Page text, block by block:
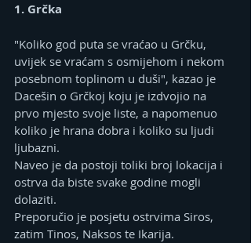
1. Grčka
"Koliko god puta se vraćao u Grčku,
uvijek se vraćam s osmijehom i nekom
posebnom toplinom u duši", kazao je
Dacešin o Grčkoj koju je izdvojio na
prvo mjesto svoje liste, a napomenuo
koliko je hrana dobra i koliko su ljudi
ljubazni.
Naveo je da postoji toliki broj lokacija i
ostrva da biste svake godine mogli
dolaziti.
Preporučio je posjetu ostrvima Siros,
zatim Tinos, Naksos te Ikarija.